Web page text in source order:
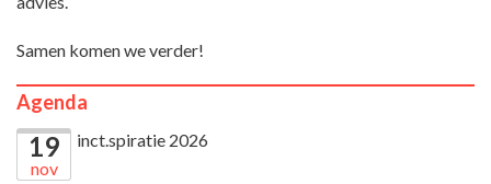
Samen komen we verder!
Agenda
19
nov
inct.spiratie 2026